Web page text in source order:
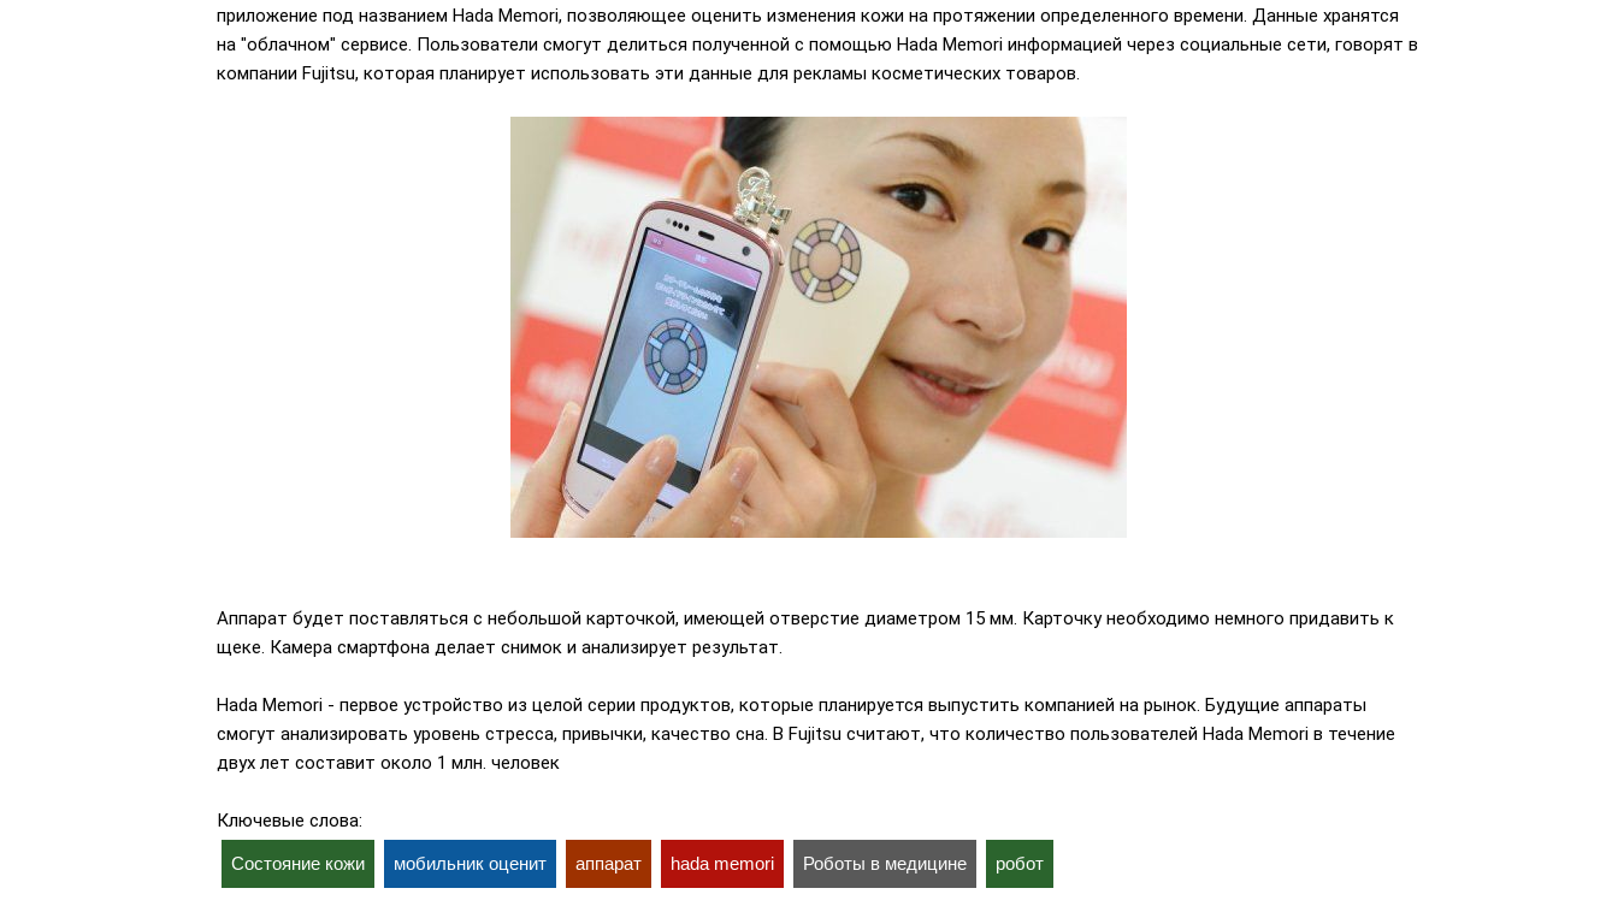
приложение под названием Hada Memori, позволяющее оценить изменения кожи на протяжении определенного времени. Данные хранятся
на "облачном" сервисе. Пользователи смогут делиться полученной с помощью Hada Memori информацией через социальные сети, говорят в
компании Fujitsu, которая планирует использовать эти данные для рекламы косметических товаров.
Аппарат будет поставляться с небольшой карточкой, имеющей отверстие диаметром 15 мм. Карточку необходимо немного придавить к
щеке. Камера смартфона делает снимок и анализирует результат.
Hada Memori - первое устройство из целой серии продуктов, которые планируется выпустить компанией на рынок. Будущие аппараты
смогут анализировать уровень стресса, привычки, качество сна. В Fujitsu считают, что количество пользователей Hada Memori в течение
двух лет составит около 1 млн. человек
Ключевые слова:
Состояние кожи мобильник оценит аппарат hada memori Роботы в медицине робот